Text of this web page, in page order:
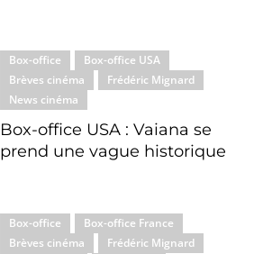
Box-office
Box-office USA
Brèves cinéma
Frédéric Mignard
News cinéma
Box-office USA : Vaiana se
prend une vague historique
Box-office
Box-office France
Brèves cinéma
Frédéric Mignard